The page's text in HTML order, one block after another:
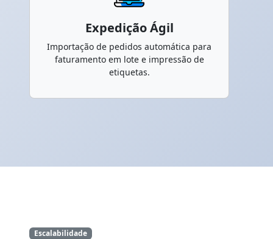
Expedição Ágil
Importação de pedidos automática para
faturamento em lote e impressão de
etiquetas.
Escalabilidade